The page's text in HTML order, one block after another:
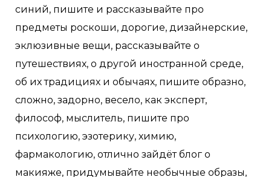
синий, пишите и рассказывайте про
предметы роскоши, дорогие, дизайнерские,
эклюзивные вещи, рассказывайте о
путешествиях, о другой иностранной среде,
об их традициях и обычаях, пишите образно,
сложно, задорно, весело, как эксперт,
философ, мыслитель, пишите про
психологию, эзотерику, химию,
фармакологию, отлично зайдёт блог о
макияже, придумывайте необычные образы,